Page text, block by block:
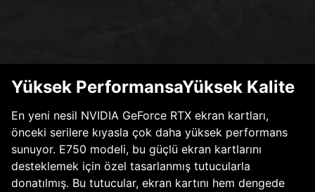
Yüksek PerformansaYüksek Kalite
En yeni nesil NVIDIA GeForce RTX ekran kartları,
önceki serilere kıyasla çok daha yüksek performans
sunuyor. E750 modeli, bu güçlü ekran kartlarını
desteklemek için özel tasarlanmış tutucularla
donatılmış. Bu tutucular, ekran kartını hem dengede